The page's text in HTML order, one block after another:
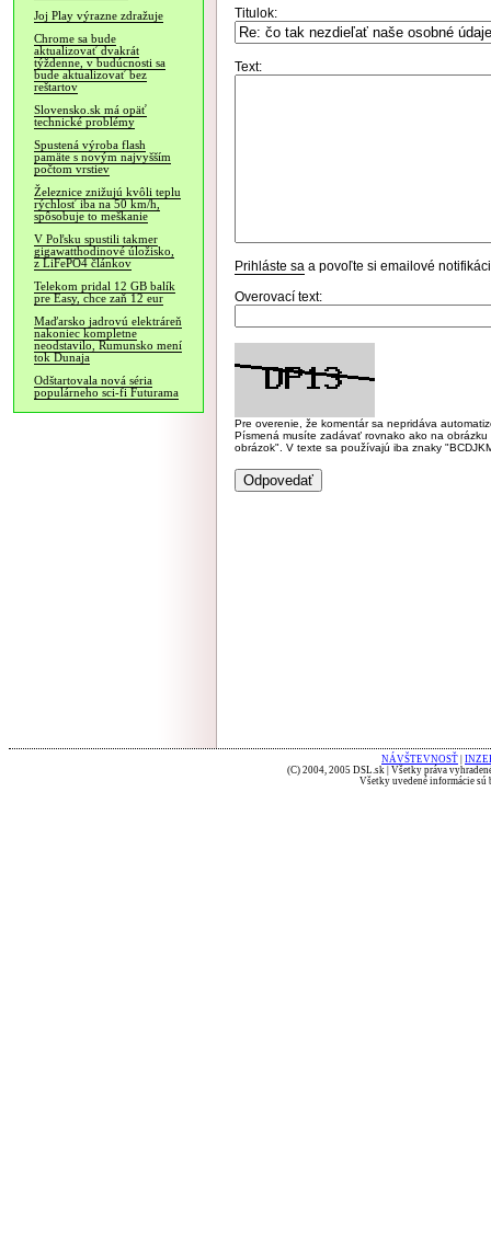
Joj Play výrazne zdražuje
Chrome sa bude
aktualizovať dvakrát
týždenne, v budúcnosti sa
bude aktualizovať bez
reštartov
Slovensko.sk má opäť
technické problémy
Spustená výroba flash
pamäte s novým najvyšším
počtom vrstiev
Železnice znižujú kvôli teplu
rýchlosť iba na 50 km/h,
spôsobuje to meškanie
V Poľsku spustili takmer
gigawatthodinové úložisko,
z LiFePO4 článkov
Telekom pridal 12 GB balík
pre Easy, chce zaň 12 eur
Maďarsko jadrovú elektráreň
nakoniec kompletne
neodstavilo, Rumunsko mení
tok Dunaja
Odštartovala nová séria
populárneho sci-fi Futurama
Titulok:
Text:
Prihláste sa a povoľte si emailové
Overovací text:
Pre overenie, že komentár sa nepridáva
Písmená musíte zadávať rovnako ako na
obrázok". V texte sa používajú iba znaky
NÁVŠTEVNOSŤ
(C) 2004, 2005 DSL.sk | Všetky práva
Všetky uvedené informácie sú